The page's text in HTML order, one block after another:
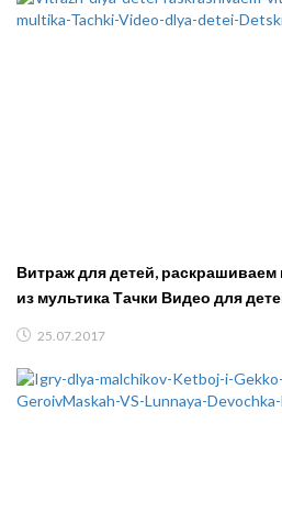
Витраж для детей,
из мультика Тачки Видео
25.07.2017